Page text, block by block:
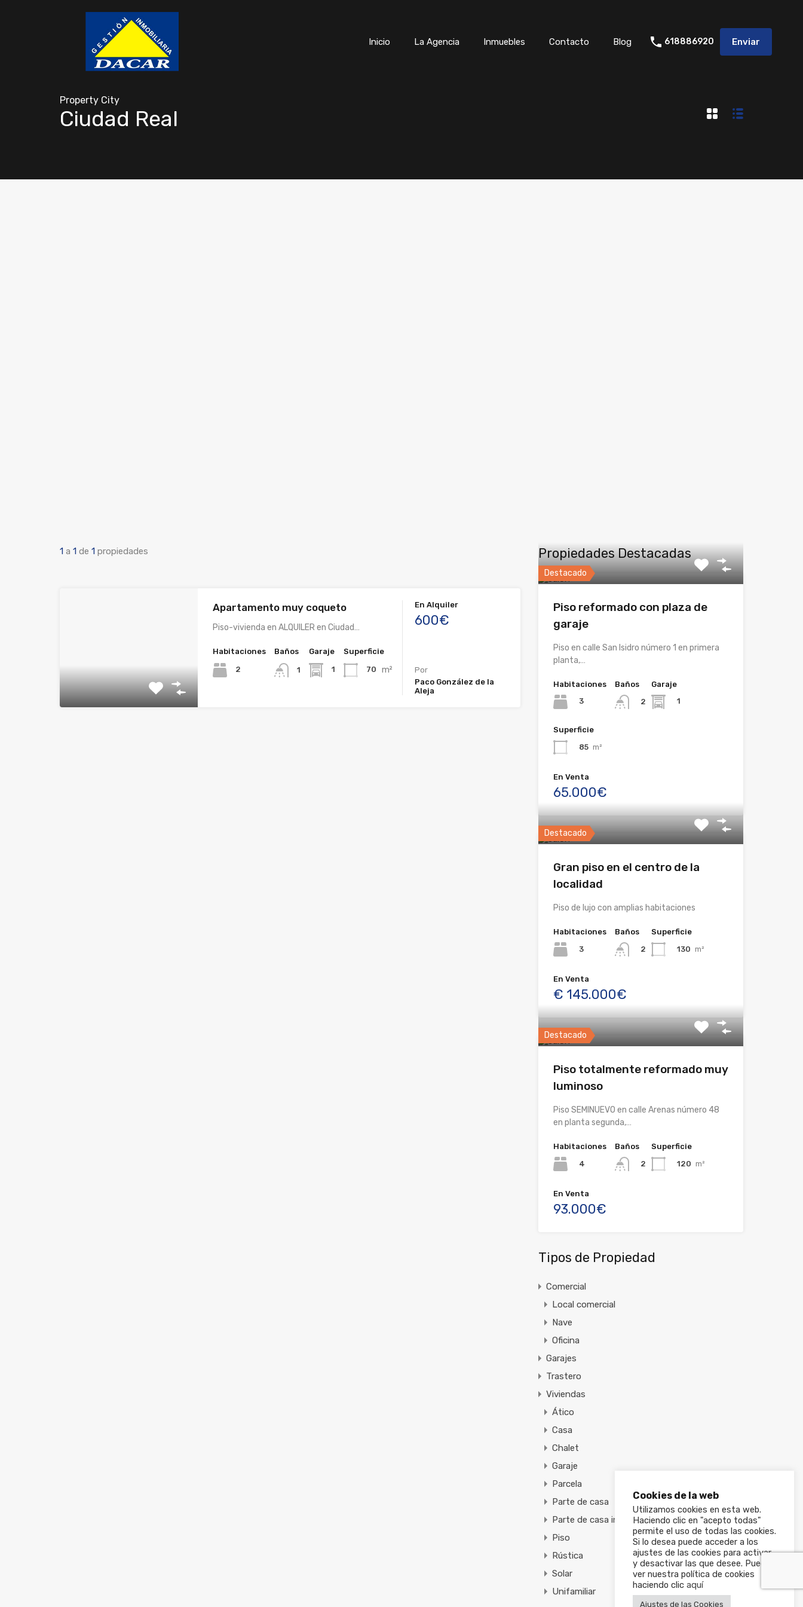
Inicio La Agencia Inmuebles Contacto Blog 618886920 Enviar
Property City
Ciudad Real
1 a 1 de 1 propiedades
Apartamento muy coqueto
Piso-vivienda en ALQUILER en Ciudad…
Habitaciones
2
Baños
1
Garaje
1
Superficie
70 m²
En Alquiler
600€
Por
Paco González de la
Aleja
Propiedades Destacadas
Destacado
Piso reformado con plaza de
garaje
Piso en calle San Isidro número 1 en primera
planta,…
Habitaciones
3
Baños
2
Garaje
1
Superficie
85 m²
En Venta
65.000€
Destacado
Gran piso en el centro de la
localidad
Piso de lujo con amplias habitaciones
Habitaciones
3
Baños
2
Superficie
130 m²
En Venta
€ 145.000€
Destacado
Piso totalmente reformado muy
luminoso
Piso SEMINUEVO en calle Arenas número 48
en planta segunda,…
Habitaciones
4
Baños
2
Superficie
120 m²
En Venta
93.000€
Tipos de Propiedad
Comercial
Local comercial
Nave
Oficina
Garajes
Trastero
Viviendas
Ático
Casa
Chalet
Garaje
Parcela
Parte de casa
Parte de casa individual
Piso
Rústica
Solar
Unifamiliar
Cookies de la web
Utilizamos cookies en esta web.
Haciendo clic en "acepto todas"
permite el uso de todas las cookies.
Si lo desea puede acceder a los
ajustes de las cookies para activar
y desactivar las que desee. Puede
ver nuestra política de cookies
haciendo clic aquí
Ajustes de las Cookies